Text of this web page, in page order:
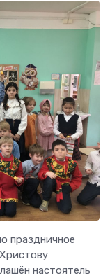
праздничное
настоятель